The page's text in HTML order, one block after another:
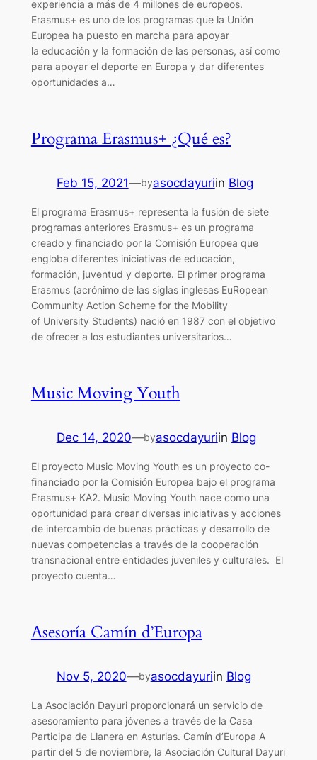
experiencia a más de 4 millones de europeos.
Erasmus+ es uno de los programas que la Unión
Europea ha puesto en marcha para apoyar
la educación y la formación de las personas, así como
para apoyar el deporte en Europa y dar diferentes
oportunidades a…
Programa Erasmus+ ¿Qué es?
Feb 15, 2021—byasocdayuriin Blog
El programa Erasmus+ representa la fusión de siete
programas anteriores Erasmus+ es un programa
creado y financiado por la Comisión Europea que
engloba diferentes iniciativas de educación,
formación, juventud y deporte. El primer programa
Erasmus (acrónimo de las siglas inglesas EuRopean
Community Action Scheme for the Mobility
of University Students) nació en 1987 con el objetivo
de ofrecer a los estudiantes universitarios…
Music Moving Youth
Dec 14, 2020—byasocdayuriin Blog
El proyecto Music Moving Youth es un proyecto co-
financiado por la Comisión Europea bajo el programa
Erasmus+ KA2. Music Moving Youth nace como una
oportunidad para crear diversas iniciativas y acciones
de intercambio de buenas prácticas y desarrollo de
nuevas competencias a través de la cooperación
transnacional entre entidades juveniles y culturales. El
proyecto cuenta…
Asesoría Camín d’Europa
Nov 5, 2020—byasocdayuriin Blog
La Asociación Dayuri proporcionará un servicio de
asesoramiento para jóvenes a través de la Casa
Participa de Llanera en Asturias. Camín d’Europa A
partir del 5 de noviembre, la Asociación Cultural Dayuri